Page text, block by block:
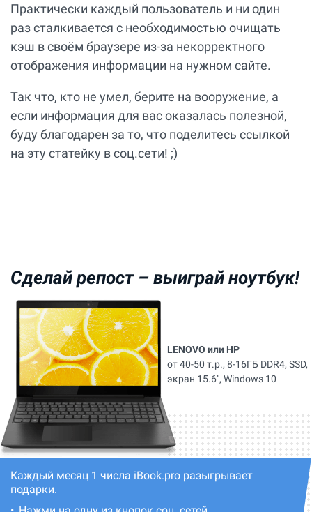
Практически каждый пользователь и ни один
раз сталкивается с необходимостью очищать
кэш в своём браузере из-за некорректного
отображения информации на нужном сайте.
Так что, кто не умел, берите на вооружение, а
если информация для вас оказалась полезной,
буду благодарен за то, что поделитесь ссылкой
на эту статейку в соц.сети! ;)
Сделай репост – выиграй ноутбук!
Каждый месяц 1 числа iBook.pro разыгрывает
подарки.
LENOVO или HP
от 40-50 т.р., 8-16ГБ DDR4, SSD,
экран 15.6", Windows 10